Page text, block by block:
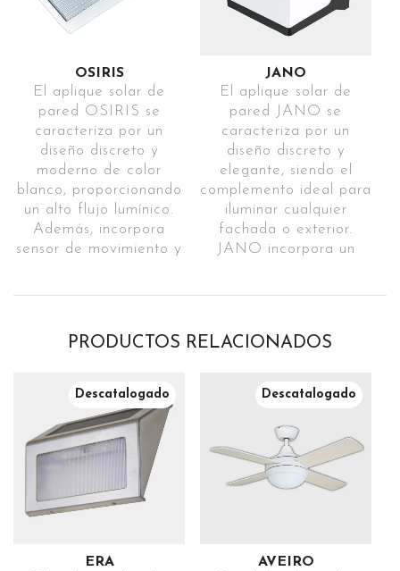
sensor de movimiento y
programación con 4
encendido.
Ref. TITANSGR31
Aplique
con flujo
lumínico
alto
de
Encuentra
solar
cualquier entorno.
Ref: LUXORLNG31
de
IP44
Iluminación
directa
OSIRIS
El aplique solar de
pared OSIRIS se
caracteriza por un
diseño discreto y
moderno de color
blanco, proporcionando
un alto flujo lumínico.
Además, incorpora
sensor de movimiento y
funcionamiento
IP54
Iluminación
directa
JANO
El aplique solar de
pared JANO se
caracteriza por un
diseño discreto y
elegante, siendo el
complemento ideal para
iluminar cualquier
fachada o exterior.
JANO incorpora un
dispone de sensor de
programación con 3
encendido.
Ref. JANONG31
SENSOR
de
PRODUCTOS RELACIONADOS
Descatalogado
ERA
Descatalogado
AVEIRO